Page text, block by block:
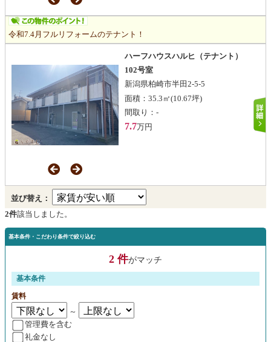
令和7.4月フルリフォームのテナント！
ハーフハウスハルヒ（テナント）
102号室
新潟県柏崎市半田2-5-5
面積： 35.3㎡(10.67坪)
間取り： -
7.7万円
並び替え：
2件該当しました。
基本条件・こだわり条件で絞り込む
2 件がマッチ
基本条件
賃料
～
管理費を含む
礼金なし